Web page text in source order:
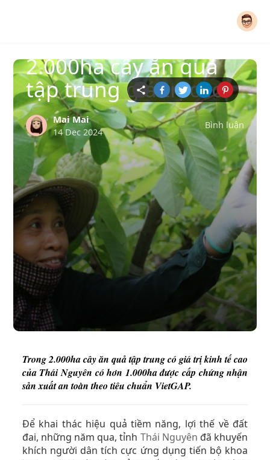
2.000ha cây ăn quả
tập trung giá trị cao
Bình luận
Mai Mai
14 Dec 2024
Trong 2.000ha cây ăn quả tập trung có giá trị kinh tế cao
của Thái Nguyên có hơn 1.000ha được cấp chứng nhận
sản xuất an toàn theo tiêu chuẩn VietGAP.
Để khai thác hiệu quả tiềm năng, lợi thế về đất
đai, những năm qua, tỉnh Thái Nguyên đã khuyến
khích người dân tích cực ứng dụng tiến bộ khoa